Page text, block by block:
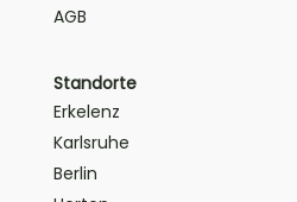
AGB
Standorte
Erkelenz
Karlsruhe
Berlin